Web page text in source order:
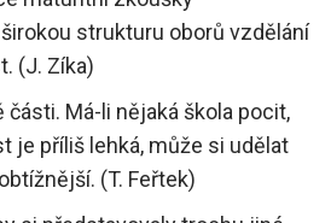
strukturu oborů vzdělání
(J. Zíka)
části. Má-li nějaká škola pocit,
je příliš lehká, může si udělat
(T. Feřtek)